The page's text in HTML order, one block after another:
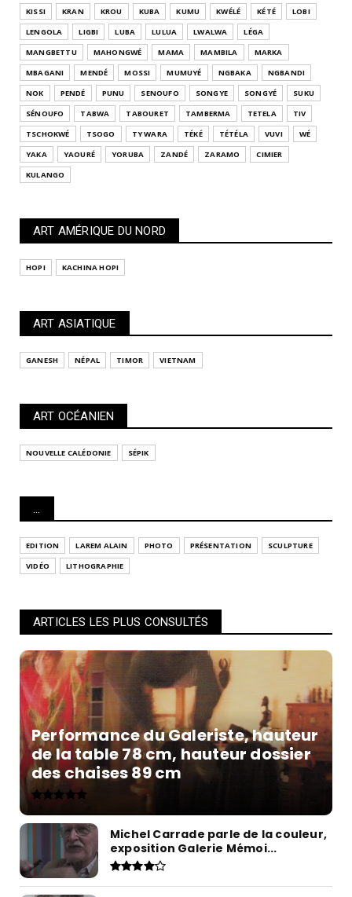
KISSI KRAN KROU KUBA KUMU KWÉLÉ KÉTÉ
LOBI
LENGOLA
LIGBI LUBA LULUA LWALWA
LÉGA
MANGBETTU
MAHONGWÉ MAMA MAMBILA
MARKA
MBAGANI
MENDÉ MOSSI MUMUYÉ NGBAKA
NGBANDI
NOK
PENDÉ PUNU SENOUFO SONGYE SONGYÉ
SUKU
SÉNOUFO
TABWA TABOURET TAMBERMA TETELA
TIV
TSCHOKWÉ
TSOGO TY WARA TÉKÉ TÉTÉLA VUVI
WÉ
YAKA
YAOURÉ YORUBA ZANDÉ ZARAMO
CIMIER
KULANGO
ART AMÉRIQUE DU NORD
HOPI KACHINA HOPI
ART ASIATIQUE
GANESH NÉPAL TIMOR VIETNAM
ART OCÉANIEN
NOUVELLE CALÉDONIE SÉPIK
...
EDITION LAREM ALAIN PHOTO PRÉSENTATION
SCULPTURE
VIDÉO
LITHOGRAPHIE
ARTICLES LES PLUS CONSULTÉS
Performance du Galeriste, hauteur
de la table 78 cm, hauteur dossier
des chaises 89 cm
Michel Carrade parle de la couleur,
exposition Galerie Mémoi...